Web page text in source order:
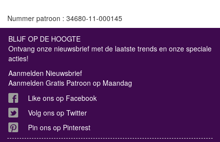
Nummer patroon : 34680-11-000145
BLIJF OP DE HOOGTE
Ontvang onze nieuwsbrief met de laatste trends en onze speciale
acties!
Aanmelden Nieuwsbrief
Aanmelden Gratis Patroon op Maandag
Like ons op Facebook
Volg ons op Twitter
Pin ons op Pinterest